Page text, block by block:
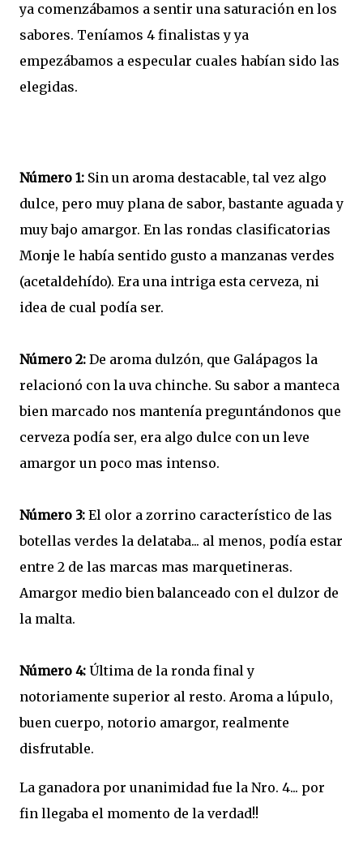
ya comenzábamos a sentir una saturación en los
sabores. Teníamos 4 finalistas y ya
empezábamos a especular cuales habían sido las
elegidas.
Número 1: Sin un aroma destacable, tal vez algo
dulce, pero muy plana de sabor, bastante aguada y
muy bajo amargor. En las rondas clasificatorias
Monje le había sentido gusto a manzanas verdes
(acetaldehído). Era una intriga esta cerveza, ni
idea de cual podía ser.
Número 2: De aroma dulzón, que Galápagos la
relacionó con la uva chinche. Su sabor a manteca
bien marcado nos mantenía preguntándonos que
cerveza podía ser, era algo dulce con un leve
amargor un poco mas intenso.
Número 3: El olor a zorrino característico de las
botellas verdes la delataba... al menos, podía estar
entre 2 de las marcas mas marquetineras.
Amargor medio bien balanceado con el dulzor de
la malta.
Número 4: Última de la ronda final y
notoriamente superior al resto. Aroma a lúpulo,
buen cuerpo, notorio amargor, realmente
disfrutable.
La ganadora por unanimidad fue la Nro. 4... por
fin llegaba el momento de la verdad!!